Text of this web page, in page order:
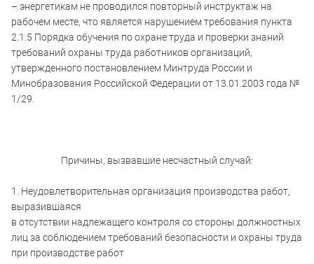
– энергетикам не проводился повторный инструктаж на
рабочем месте, что является нарушением требования пункта
2.1.5 Порядка обучения по охране труда и проверки знаний
требований охраны труда работников организаций,
утвержденного постановлением Минтруда России и
Минобразования Российской Федерации от 13.01.2003 года №
1/29.
Причины, вызвавшие несчастный случай:
1. Неудовлетворительная организация производства работ,
выразившаяся
в отсутствии надлежащего контроля со стороны должностных
лиц за соблюдением требований безопасности и охраны труда
при производстве работ